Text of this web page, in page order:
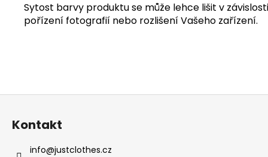
Sytost barvy produktu se může lehce lišit v
pořízení fotografií nebo rozlišení Vašeho zařízení.
Kontakt
info@justclothes.cz